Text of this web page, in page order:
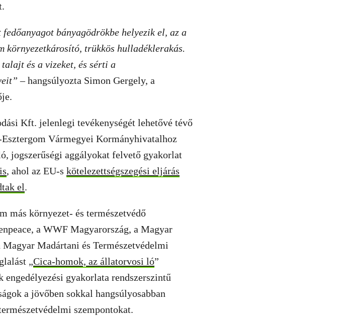
bányagödrökbe helyezik el, az a
környezetkárosító, trükkös hulladéklerakás.
és a vizeket, és sérti a
– hangsúlyozta Simon Gergely, a
Kft. jelenlegi tevékenységét lehetővé tévő
Vármegyei Kormányhivatalhoz
jogszerűségi aggályokat felvető gyakorlat
, ahol az EU-s kötelezettségszegési eljárás
el.
más környezet- és természetvédő
a WWF Magyarország, a Magyar
Madártani és Természetvédelmi
„Cica-homok, az állatorvosi ló”
gyakorlata rendszerszintű
a jövőben sokkal hangsúlyosabban
szempontokat.